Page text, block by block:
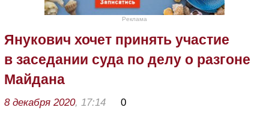
Реклама
Янукович хочет принять участие
в заседании суда по делу о разгоне
Майдана
8 декабря 2020, 17:14 0